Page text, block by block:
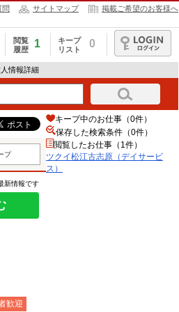
問 サイトマップ 掲載ご希望のお客様へ
閲覧
履歴
1
キープ
リスト
0
ログイン
情報詳細
プ
新情報です
歓迎
キープ中のお仕事（0件）
保存した検索条件（0件）
閲覧したお仕事（1件）
ツクイ松江古志原（デイサービ
ス）